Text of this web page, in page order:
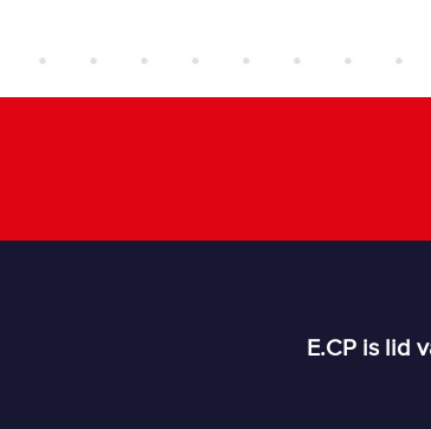
E.CP is lid